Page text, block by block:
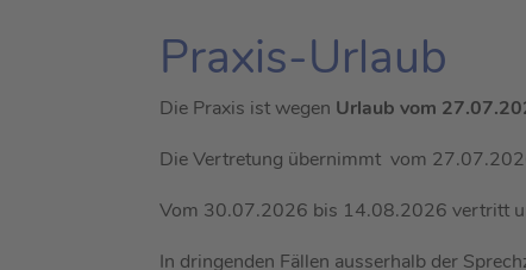
Praxis-Urlaub
Die Praxis ist wegen Urlaub vom
Die Vertretung übernimmt vom
Vom 30.07.2026 bis 14.08.2026 vertritt
In dringenden Fällen ausserhalb der